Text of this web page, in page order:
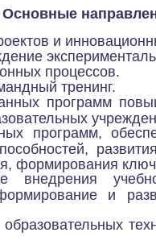
Основные
и
процессов.
тренинг.
программ
программ,
формирования
внедрения
и